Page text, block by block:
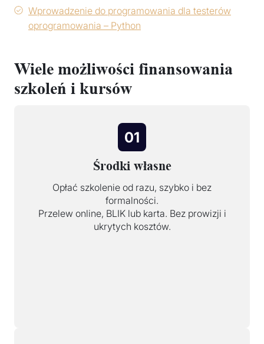
Wprowadzenie do programowania dla testerów
oprogramowania – Python
Wiele możliwości finansowania
szkoleń i kursów
01
Środki własne
Opłać szkolenie od razu, szybko i bez
formalności.
Przelew online, BLIK lub karta. Bez prowizji i
ukrytych kosztów.